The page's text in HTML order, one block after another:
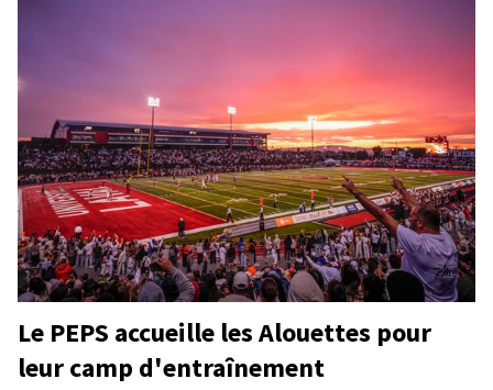
Le PEPS accueille les Alouettes pour
leur camp d'entraînement